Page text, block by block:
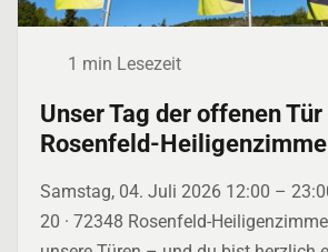
1 min Lesezeit
Unser Tag der offenen Tür
Rosenfeld-
Samstag, 04. Juli 2026 12:00 –
20 · 72348 Rosenfeld-